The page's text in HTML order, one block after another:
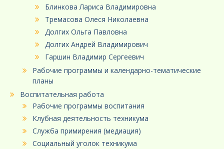
Блинкова Лариса Владимировна
Тремасова Олеся Николаевна
Долгих Ольга Павловна
Долгих Андрей Владимирович
Гаршин Владимир Сергеевич
Рабочие программы и календарно-тематические
планы
Воспитательная работа
Рабочие программы воспитания
Клубная деятельность техникума
Служба примирения (медиация)
Социальный уголок техникума